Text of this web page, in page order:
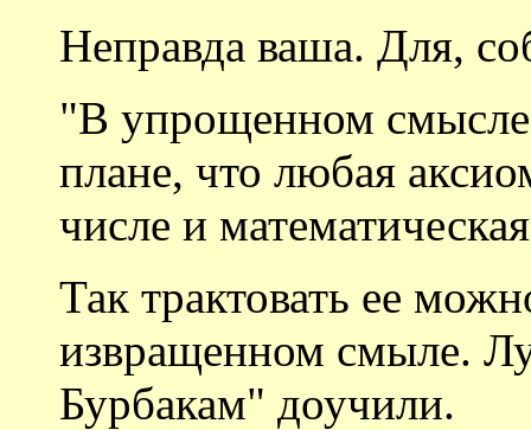
Неправда ваша. Для,
"В упрощенном смысле
плане, что любая
числе и
Так трактовать ее
извращенном смыле.
Бурбакам" доучили.